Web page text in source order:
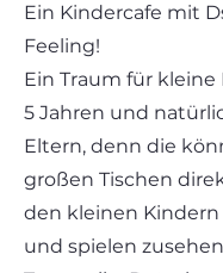
Ein Kindercafe mit
Feeling!
Ein Traum für kleine
5 Jahren und
Eltern, denn die
großen Tischen
den kleinen
und spielen